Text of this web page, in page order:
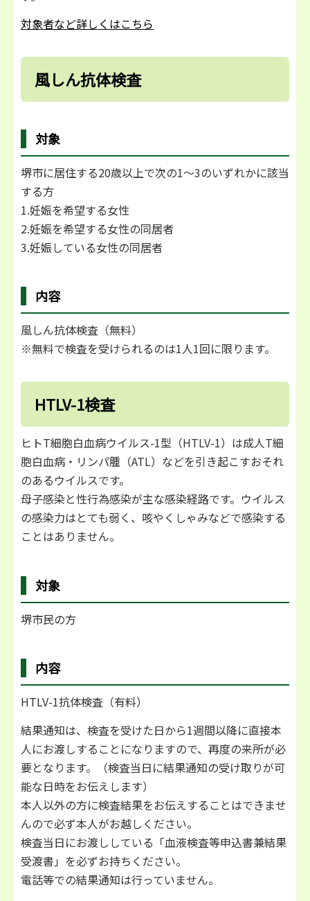
対象者など詳しくはこちら
風しん抗体検査
対象
堺市に居住する20歳以上で次の1～3のいずれかに該当
する方
1.妊娠を希望する女性
2.妊娠を希望する女性の同居者
3.妊娠している女性の同居者
内容
風しん抗体検査（無料）
※無料で検査を受けられるのは1人1回に限ります。
HTLV-1検査
ヒトT細胞白血病ウイルス-1型（HTLV-1）は成人T細
胞白血病・リンパ腫（ATL）などを引き起こすおそれ
のあるウイルスです。
母子感染と性行為感染が主な感染経路です。ウイルス
の感染力はとても弱く、咳やくしゃみなどで感染する
ことはありません。
対象
堺市民の方
内容
HTLV-1抗体検査（有料）
結果通知は、検査を受けた日から1週間以降に直接本
人にお渡しすることになりますので、再度の来所が必
要となります。（検査当日に結果通知の受け取りが可
能な日時をお伝えします）
本人以外の方に検査結果をお伝えすることはできませ
んので必ず本人がお越しください。
検査当日にお渡ししている「血液検査等申込書兼結果
受渡書」を必ずお持ちください。
電話等での結果通知は行っていません。